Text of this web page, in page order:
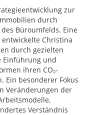
zur
durch
Büroumfelds. Eine
Christina
durch gezielten
Einführung und
ihren CO₂-
Ein besonderer Fokus
Veränderungen der
Verständnis